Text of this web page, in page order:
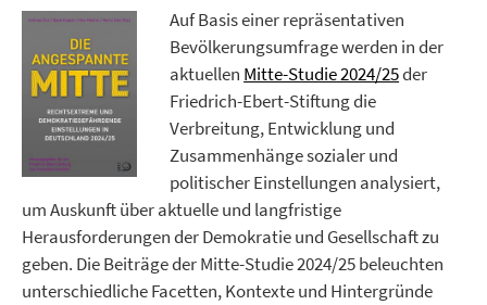
Auf Basis einer repräsentativen
Bevölkerungsumfrage werden in der
aktuellen Mitte-Studie 2024/25der
Friedrich-Ebert-Stiftung die
Verbreitung, Entwicklung und
Zusammenhänge sozialer und
politischer Einstellungen analysiert,
um Auskunft über aktuelle und langfristige
Herausforderungen der Demokratie und Gesellschaft zu
geben. Die Beiträge der Mitte-Studie 2024/25 beleuchten
unterschiedliche Facetten, Kontexte und Hintergründe